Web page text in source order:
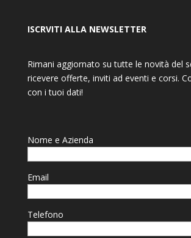
ISCRVITI ALLA NEWSLETTER
Rimani aggiornato su tutte le novità del
ricevere offerte, inviti ad eventi e corsi.
con i tuoi dati!
Nome e Azienda
Email
Telefono